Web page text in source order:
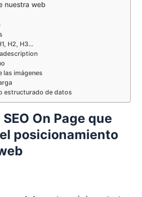
nuestra web
H2, H3…
las imágenes
estructurado de datos
On Page que
posicionamiento